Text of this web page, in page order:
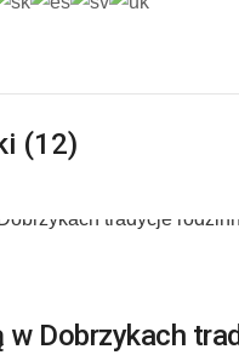
(12)
w Dobrzykach